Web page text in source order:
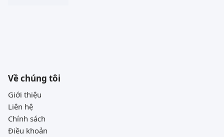
Về chúng tôi
Giới thiệu
Liên hệ
Chính sách
Điều khoản